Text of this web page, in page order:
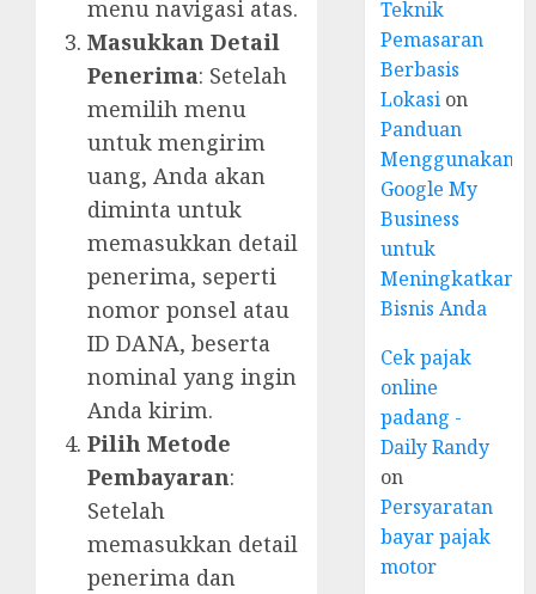
menu navigasi atas.
Masukkan Detail
Penerima: Setelah
memilih menu
untuk mengirim
uang, Anda akan
diminta untuk
memasukkan detail
penerima, seperti
nomor ponsel atau
ID DANA, beserta
nominal yang ingin
Anda kirim.
Pilih Metode
Pembayaran:
Setelah
memasukkan detail
penerima dan
Teknik
Pemasaran
Berbasis
Lokasi on
Panduan
Menggunakan
Google My
Business
untuk
Meningkatkan
Bisnis Anda
Cek pajak
online
padang -
Daily Randy
on
Persyaratan
bayar pajak
motor